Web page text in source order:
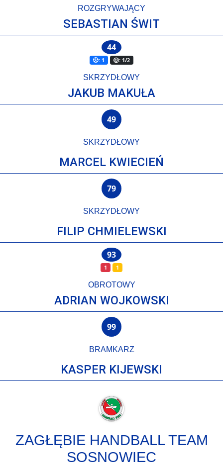
SEBASTIAN ŚWIT
ROZGRYWAJĄCY
JAKUB MAKUŁA
SKRZYDŁOWY
: 1 : 1/2
44
MARCEL KWIECIEŃ
SKRZYDŁOWY
49
FILIP CHMIELEWSKI
SKRZYDŁOWY
79
ADRIAN WOJKOWSKI
OBROTOWY
1 1
93
KASPER KIJEWSKI
BRAMKARZ
99
ZAGŁĘBIE HANDBALL TEAM
SOSNOWIEC